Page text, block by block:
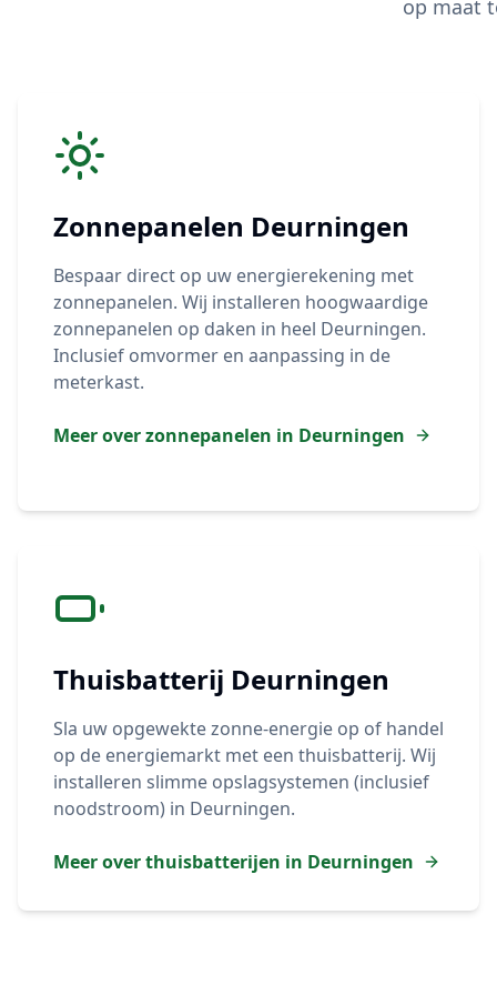
op maat
Zonnepanelen Deurningen
Bespaar direct op uw energierekening met
zonnepanelen. Wij installeren hoogwaardige
zonnepanelen op daken in heel Deurningen.
Inclusief omvormer en aanpassing in de
meterkast.
Meer over zonnepanelen in Deurningen
Thuisbatterij Deurningen
Sla uw opgewekte zonne-energie op of handel
op de energiemarkt met een thuisbatterij. Wij
installeren slimme opslagsystemen (inclusief
noodstroom) in Deurningen.
Meer over thuisbatterijen in Deurningen